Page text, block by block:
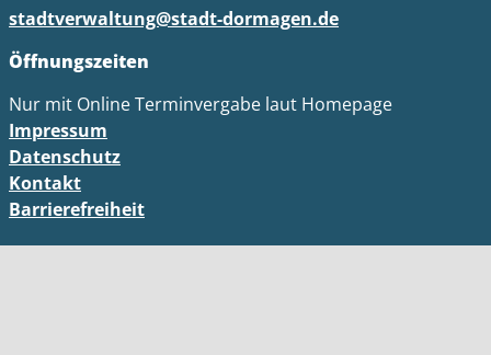
stadtverwaltung@stadt-dormagen.de
Öffnungszeiten
Nur mit Online Terminvergabe laut Homepage
Impressum
Datenschutz
Kontakt
Barrierefreiheit